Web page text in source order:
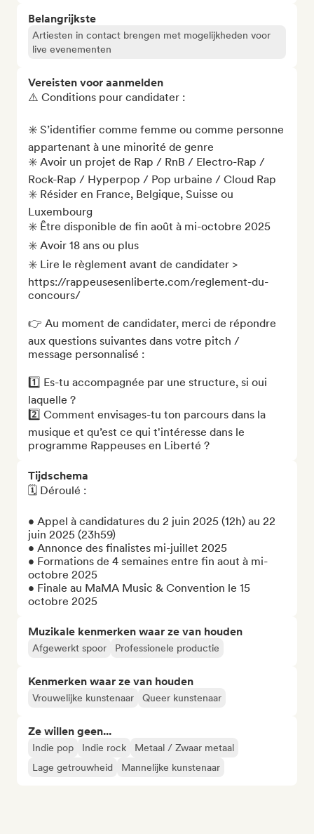
Belangrijkste
Artiesten in contact brengen met mogelijkheden voor
live evenementen
Vereisten voor aanmelden
⚠️ Conditions pour candidater :
✳️ S’identifier comme femme ou comme personne
appartenant à une minorité de genre
✳️ Avoir un projet de Rap / RnB / Electro-Rap /
Rock-Rap / Hyperpop / Pop urbaine / Cloud Rap
✳️ Résider en France, Belgique, Suisse ou
Luxembourg
✳️ Être disponible de fin août à mi-octobre 2025
✳️ Avoir 18 ans ou plus
✳️ Lire le règlement avant de candidater >
https://rappeusesenliberte.com/reglement-du-
concours/
👉 Au moment de candidater, merci de répondre
aux questions suivantes dans votre pitch /
message personnalisé :
1️⃣ Es-tu accompagnée par une structure, si oui
laquelle ?
2️⃣ Comment envisages-tu ton parcours dans la
musique et qu’est ce qui t'intéresse dans le
programme Rappeuses en Liberté ?
Tijdschema
🗓️ Déroulé :
• Appel à candidatures du 2 juin 2025 (12h) au 22
juin 2025 (23h59)
• Annonce des finalistes mi-juillet 2025
• Formations de 4 semaines entre fin aout à mi-
octobre 2025
• Finale au MaMA Music & Convention le 15
octobre 2025
Muzikale kenmerken waar ze van houden
Afgewerkt spoor Professionele productie
Kenmerken waar ze van houden
Vrouwelijke kunstenaar Queer kunstenaar
Ze willen geen...
Indie pop Indie rock
Metaal / Zwaar metaal
Lage getrouwheid
Mannelijke kunstenaar